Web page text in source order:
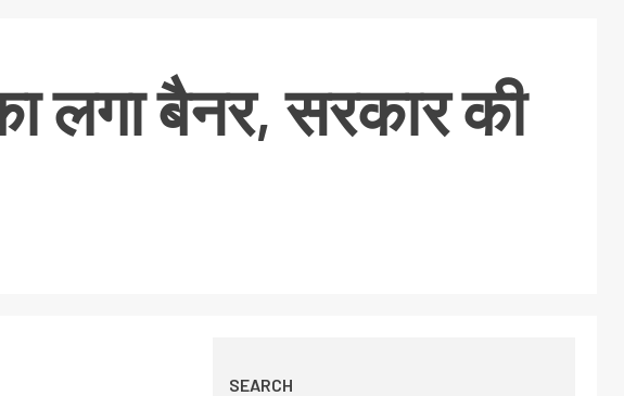
लगा बैनर, सरकार की
SEARCH